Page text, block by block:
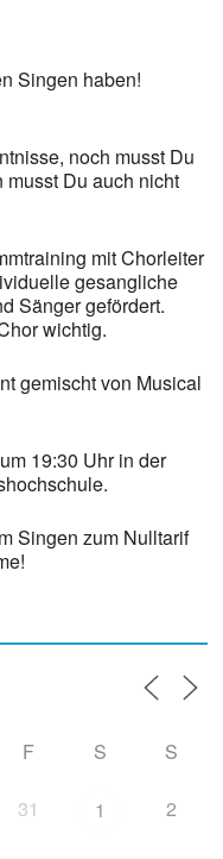
Singen haben!
noch musst Du
musst Du auch nicht
mit Chorleiter
gesangliche
Sänger gefördert.
wichtig.
gemischt von Musical
19:30 Uhr in der
Singen zum Nulltarif
F S S
31 1 2